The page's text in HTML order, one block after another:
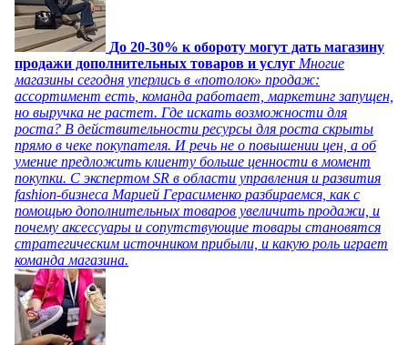
До 20-30% к обороту могут дать магазину
продажи дополнительных товаров и услуг Многие
магазины сегодня уперлись в «потолок» продаж:
ассортимент есть, команда работает, маркетинг запущен,
но выручка не растет. Где искать возможности для
роста? В действительности ресурсы для роста скрыты
прямо в чеке покупателя. И речь не о повышении цен, а об
умение предложить клиенту больше ценности в момент
покупки. С экспертом SR в области управления и развития
fashion-бизнеса Марией Герасименко разбираемся, как с
помощью дополнительных товаров увеличить продажи, и
почему аксессуары и сопутствующие товары становятся
стратегическим источником прибыли, и какую роль играет
команда магазина.